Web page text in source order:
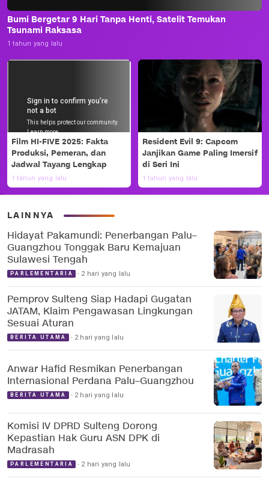
Bumi Bergetar 9 Hari Tanpa Henti, Satelit Temukan
Tsunami Raksasa
1 tahun yang lalu
Film HI-FIVE 2025: Fakta
Produksi, Pemeran, dan
Jadwal Tayang Lengkap
1 tahun yang lalu
Resident Evil 9: Capcom
Janjikan Game Paling Imersif
di Seri Ini
1 tahun yang lalu
LAINNYA
Hidayat Pakamundi: Penerbangan Palu–
Guangzhou Tonggak Baru Kemajuan
Sulawesi Tengah
PARLEMENTARIA 2 hari yang lalu
Pemprov Sulteng Siap Hadapi Gugatan
JATAM, Klaim Pengawasan Lingkungan
Sesuai Aturan
BERITA UTAMA 2 hari yang lalu
Anwar Hafid Resmikan Penerbangan
Internasional Perdana Palu–Guangzhou
BERITA UTAMA 2 hari yang lalu
Komisi IV DPRD Sulteng Dorong
Kepastian Hak Guru ASN DPK di
Madrasah
PARLEMENTARIA 2 hari yang lalu